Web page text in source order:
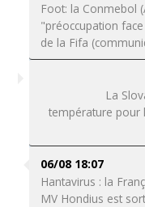
Foot: la Conmebol
"préoccupation
de la Fifa
La
température pour
06/08 18:07
Hantavirus : la
MV Hondius est